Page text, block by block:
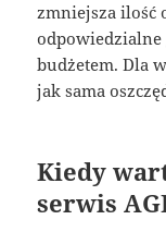
zmniejsza ilość
budżetem. Dla
jak sama
Kiedy
serwis